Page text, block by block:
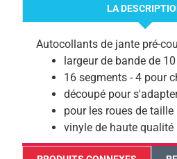
LA
Autocollants de jante pré-
largeur de bande de
16 segments - 4 pour
découpé pour
pour les roues de
vinyle de haute qualité